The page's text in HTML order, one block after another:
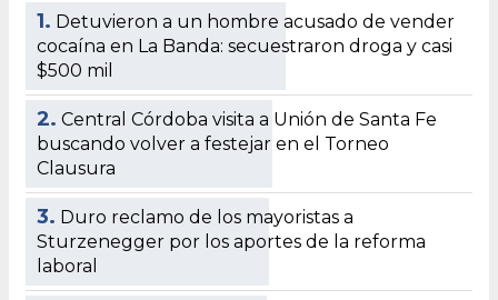
1. Detuvieron a un hombre acusado de vender
cocaína en La Banda: secuestraron droga y casi
$500 mil
2. Central Córdoba visita a Unión de Santa Fe
buscando volver a festejar en el Torneo
Clausura
3. Duro reclamo de los mayoristas a
Sturzenegger por los aportes de la reforma
laboral